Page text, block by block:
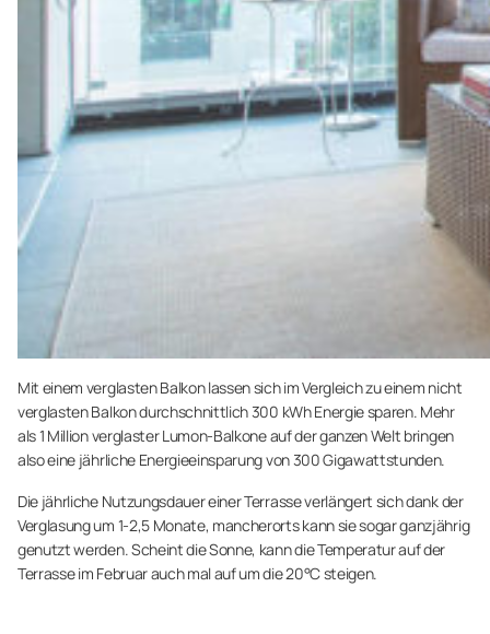
Mit einem verglasten Balkon lassen sich im Vergleich zu einem nicht
verglasten Balkon durchschnittlich 300 kWh Energie sparen. Mehr
als 1 Million verglaster Lumon-Balkone auf der ganzen Welt bringen
also eine jährliche Energieeinsparung von 300 Gigawattstunden.
Die jährliche Nutzungsdauer einer Terrasse verlängert sich dank der
Verglasung um 1-2,5 Monate, mancherorts kann sie sogar ganzjährig
genutzt werden. Scheint die Sonne, kann die Temperatur auf der
Terrasse im Februar auch mal auf um die 20°C steigen.